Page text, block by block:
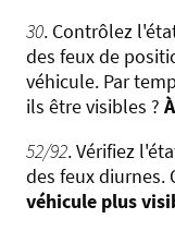
30. Contrôlez
des feux de
véhicule. Par
ils être visibles ?
52/92. Vérifiez
des feux diurnes.
véhicule plus